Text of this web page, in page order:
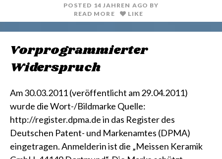
POSTED 14 JAHREN AGO BY
READ MORE
LIKE
Vorprogrammierter
Widerspruch
Am 30.03.2011 (veröffentlicht am 29.04.2011)
wurde die Wort-/Bildmarke Quelle:
http://register.dpma.de in das Register des
Deutschen Patent- und Markenamtes (DPMA)
eingetragen. Anmelderin ist die „Meissen Keramik